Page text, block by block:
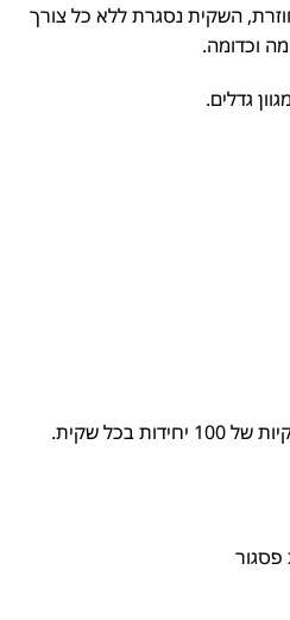
השקית נסגרת ללא כל צורך
וכדומה.
גדלים.
פסגור